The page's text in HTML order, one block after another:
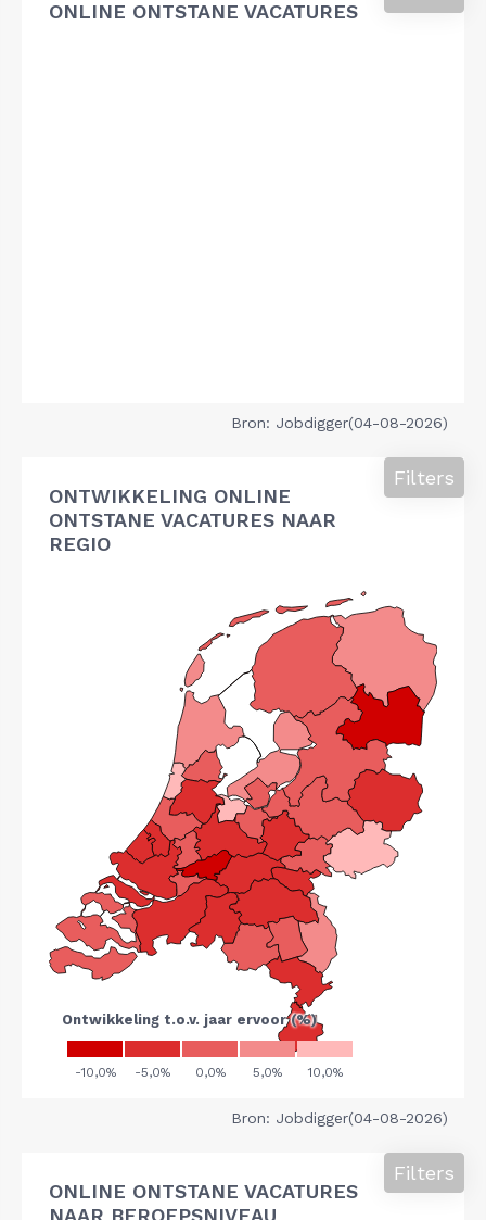
ONLINE ONTSTANE VACATURES
Bron: Jobdigger(04-08-2026)
ONTWIKKELING ONLINE
ONTSTANE VACATURES NAAR
REGIO
Filters
Bron: Jobdigger(04-08-2026)
ONLINE ONTSTANE VACATURES
NAAR BEROEPSNIVEAU
Filters